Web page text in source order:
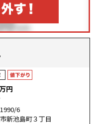
円
6
新池島町３丁目